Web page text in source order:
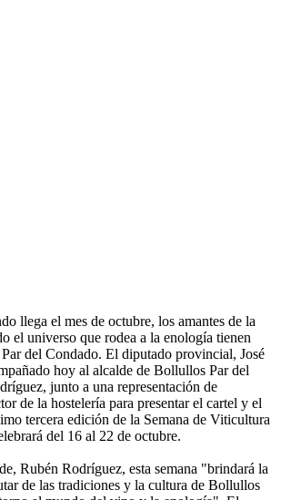
llega el mes de octubre, los amantes de la
el universo que rodea a la enología tienen
del Condado. El diputado provincial, José
hoy al alcalde de Bollullos Par del
junto a una representación de
de la hostelería para presentar el cartel y el
tercera edición de la Semana de Viticultura
del 16 al 22 de octubre.
Rubén Rodríguez, esta semana "brindará la
de las tradiciones y la cultura de Bollullos